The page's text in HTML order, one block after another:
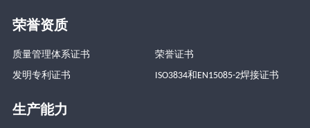
荣誉资质
质量管理体系证书
荣誉证书
发明专利证书
ISO3834和EN15085-2焊接证书
生产能力